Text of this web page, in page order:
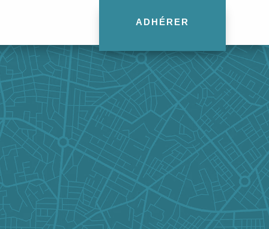
ADHÉRER